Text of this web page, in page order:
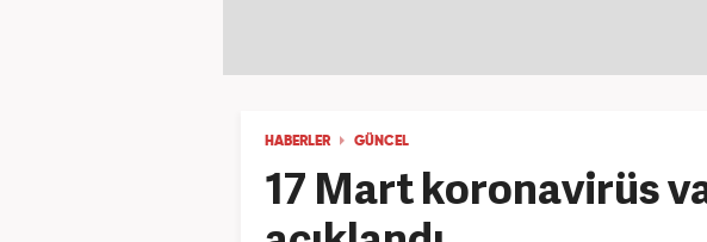
HABERLER GÜNCEL
17 Mart koronavirüs